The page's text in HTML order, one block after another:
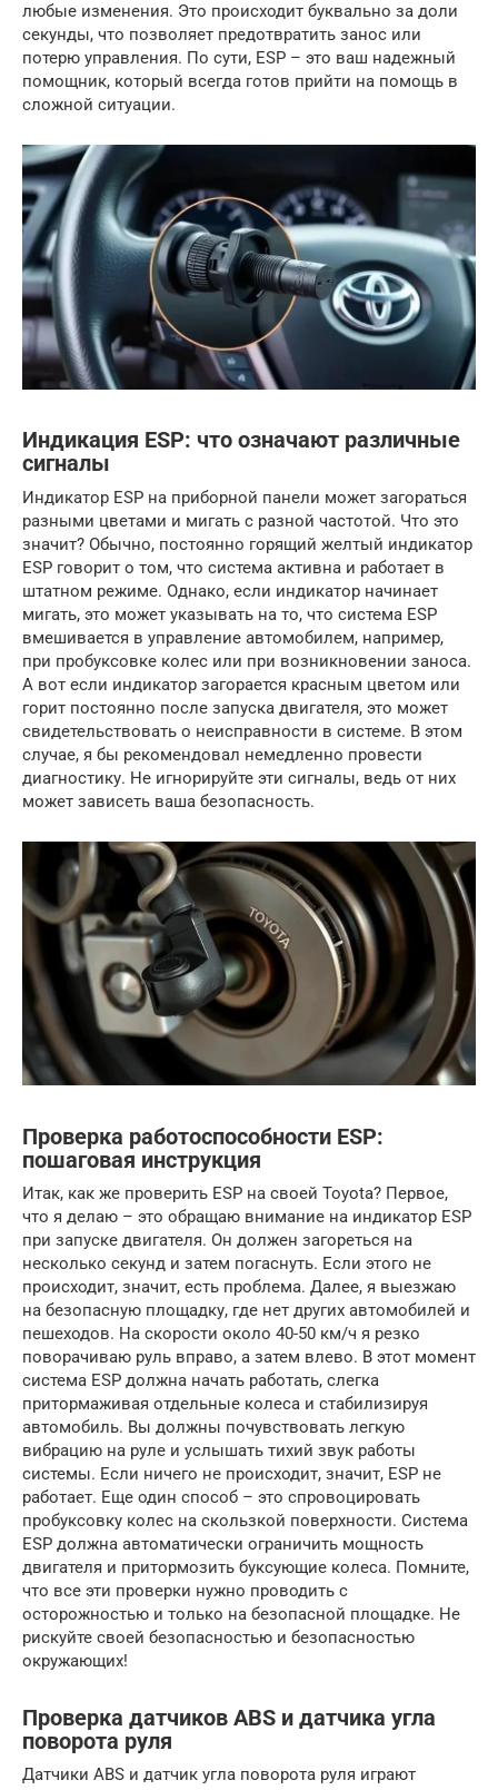
любые изменения. Это происходит буквально за доли
секунды, что позволяет предотвратить занос или
потерю управления. По сути, ESP – это ваш надежный
помощник, который всегда готов прийти на помощь в
сложной ситуации.
Индикация ESP: что означают различные
сигналы
Индикатор ESP на приборной панели может загораться
разными цветами и мигать с разной частотой. Что это
значит? Обычно, постоянно горящий желтый индикатор
ESP говорит о том, что система активна и работает в
штатном режиме. Однако, если индикатор начинает
мигать, это может указывать на то, что система ESP
вмешивается в управление автомобилем, например,
при пробуксовке колес или при возникновении заноса.
А вот если индикатор загорается красным цветом или
горит постоянно после запуска двигателя, это может
свидетельствовать о неисправности в системе. В этом
случае, я бы рекомендовал немедленно провести
диагностику. Не игнорируйте эти сигналы, ведь от них
может зависеть ваша безопасность.
Проверка работоспособности ESP:
пошаговая инструкция
Итак, как же проверить ESP на своей Toyota? Первое,
что я делаю – это обращаю внимание на индикатор ESP
при запуске двигателя. Он должен загореться на
несколько секунд и затем погаснуть. Если этого не
происходит, значит, есть проблема. Далее, я выезжаю
на безопасную площадку, где нет других автомобилей и
пешеходов. На скорости около 40-50 км/ч я резко
поворачиваю руль вправо, а затем влево. В этот момент
система ESP должна начать работать, слегка
притормаживая отдельные колеса и стабилизируя
автомобиль. Вы должны почувствовать легкую
вибрацию на руле и услышать тихий звук работы
системы. Если ничего не происходит, значит, ESP не
работает. Еще один способ – это спровоцировать
пробуксовку колес на скользкой поверхности. Система
ESP должна автоматически ограничить мощность
двигателя и притормозить буксующие колеса. Помните,
что все эти проверки нужно проводить с
осторожностью и только на безопасной площадке. Не
рискуйте своей безопасностью и безопасностью
окружающих!
Проверка датчиков ABS и датчика угла
поворота руля
Датчики ABS и датчик угла поворота руля играют